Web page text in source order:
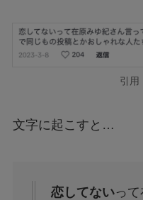
引用
文字に起こすと…
恋してないって